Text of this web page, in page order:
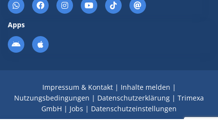
Apps
Impressum & Kontakt| Inhalte melden |
Nutzungsbedingungen | Datenschutzerklärung | Trimexa
GmbH | Jobs | Datenschutzeinstellungen